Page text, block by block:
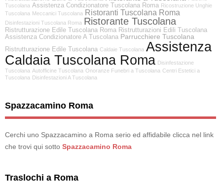
Tuscolana Assistenza Condizionatore Tuscolana Roma Ricostruzione Unghie
Tuscolana Meccanici Tuscolana Ristoranti Tuscolana Roma
Disinfestazioni Tuscolana Roma Ristorante Tuscolana
Ristrutturazione Edile Tuscolana Roma Ristrutturazioni Edili Tuscolana
Assistenza Condizionatore A Tuscolana Parrucchiere Tuscolana
Ristrutturazione Edile Tuscolana Caldaie Tuscolana Assistenza
Caldaia Tuscolana Roma Disinfestazione
Tuscolana Autofficine Tuscolana Onoranze Funebri a Tuscolana Centri Estetici a
Tuscolana Disinfestazioni A Tuscolana
Spazzacamino Roma
Cerchi uno Spazzacamino a Roma serio ed affidabile clicca nel link
che trovi qui sotto Spazzacamino Roma
Traslochi a Roma